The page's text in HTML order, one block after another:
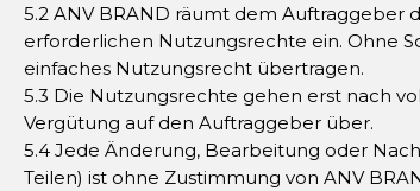
5.2 ANV BRAND räumt dem Auftraggeber
erforderlichen Nutzungsrechte ein. Ohne
einfaches Nutzungsrecht übertragen.
5.3 Die Nutzungsrechte gehen erst nach
Vergütung auf den Auftraggeber über.
5.4 Jede Änderung, Bearbeitung oder
Teilen) ist ohne Zustimmung von ANV